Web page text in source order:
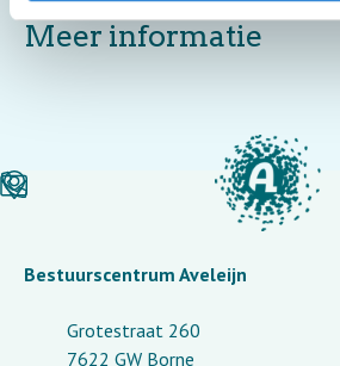
Meer informatie
Bestuurscentrum Aveleijn
Grotestraat 260
7622 GW Borne